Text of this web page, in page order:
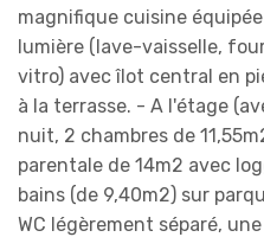
magnifique cuisine
lumière (lave-vaisselle,
vitro) avec îlot central en
à la terrasse. - A l'étage
nuit, 2 chambres de
parentale de 14m2 avec
bains (de 9,40m2) sur
WC légèrement séparé,